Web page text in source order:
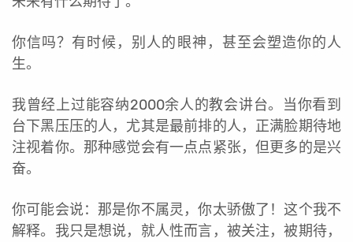
你信吗？有时候，别人的眼神，甚至会塑造你的人
生。
我曾经上过能容纳2000余人的教会讲台。当你看到
台下黑压压的人，尤其是最前排的人，正满脸期待地
注视着你。那种感觉会有一点点紧张，但更多的是兴
奋。
你可能会说：那是你不属灵，你太骄傲了！这个我不
解释。我只是想说，就人性而言，被关注，被期待，